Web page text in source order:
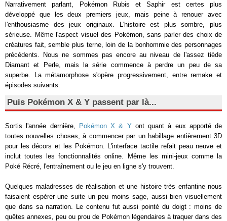
Narrativement parlant, Pokémon Rubis et Saphir est certes plus
développé que les deux premiers jeux, mais peine à renouer avec
l'enthousiasme des jeux originaux. L'histoire est plus sombre, plus
sérieuse. Même l'aspect visuel des Pokémon, sans parler des choix de
créatures fait, semble plus terne, loin de la bonhommie des personnages
précédents. Nous ne sommes pas encore au niveau de l'assez tiède
Diamant et Perle, mais la série commence à perdre un peu de sa
superbe. La métamorphose s'opère progressivement, entre remake et
épisodes suivants.
Puis Pokémon X & Y passent par là...
Sortis l'année dernière, Pokémon X & Y ont quant à eux apporté de
toutes nouvelles choses, à commencer par un habillage entièrement 3D
pour les décors et les Pokémon. L'interface tactile refait peau neuve et
inclut toutes les fonctionnalités online. Même les mini-jeux comme la
Poké Récré, l'entraînement ou le jeu en ligne s'y trouvent.
Quelques maladresses de réalisation et une histoire très enfantine nous
faisaient espérer une suite un peu moins sage, aussi bien visuellement
que dans sa narration. Le contenu fut aussi pointé du doigt : moins de
quêtes annexes, peu ou prou de Pokémon légendaires à traquer dans des